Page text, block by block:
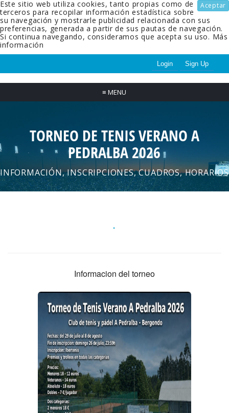
Aceptar
Este sitio web utiliza cookies, tanto propias como de
terceros para recopilar información estadística sobre
su navegación y mostrarle publicidad relacionada con sus
preferencias, generada a partir de sus pautas de navegación.
Si continua navegando, consideramos que acepta su uso. Más
información
Login Sign Up
≡ MENU
TORNEO DE TENIS VERANO A
PEDRALBA 2026
INFORMACIÓN, INSCRIPCIONES, CUADROS, HORARIOS
.
Informacion del torneo